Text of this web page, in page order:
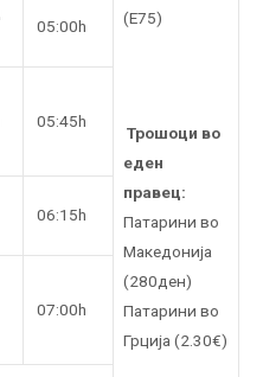
(Е75)
Трошоци во
еден
правец:
Патaрини во
Македонија
(280ден)
Патарини во
Грција (2.30€)
05:00h
05:45h
06:15h
07:00h